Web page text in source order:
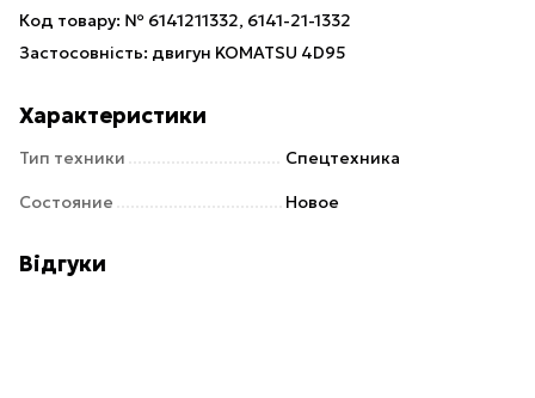
Код товару: № 6141211332, 6141-21-1332
Застосовність: двигун KOMATSU 4D95
Характеристики
Тип техники Спецтехника
Состояние Новое
Відгуки